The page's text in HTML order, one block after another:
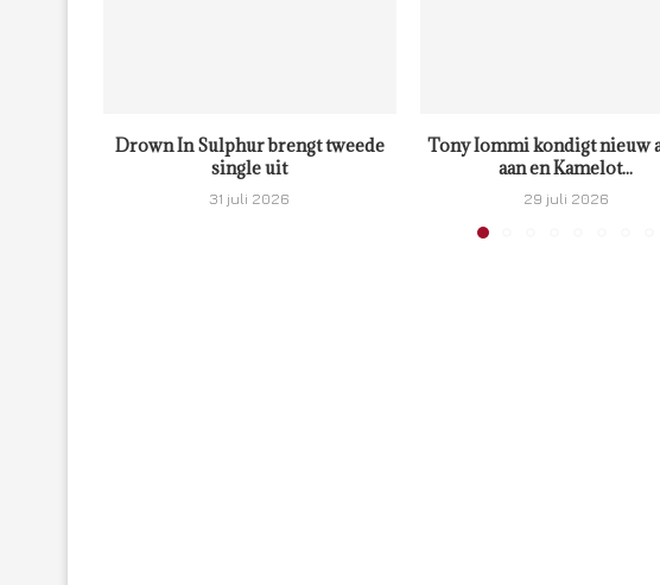
Drown In Sulphur brengt tweede
single uit
31 juli 2026
Tony Iommi kondigt nieuw
aan en Kamelot...
29 juli 2026